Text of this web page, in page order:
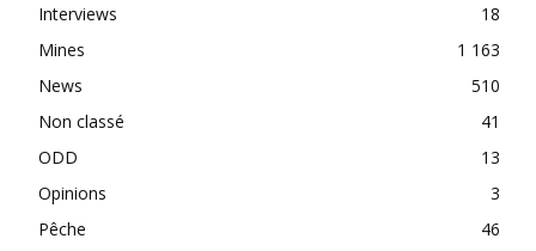
Interviews
18
Mines
1 163
News
510
Non classé
41
ODD
13
Opinions
3
Pêche
46